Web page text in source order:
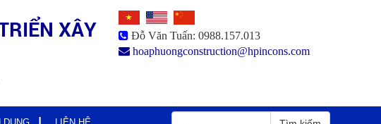
XÂY
Đỗ Văn Tuấn: 0988.157.013
hoaphuongconstruction@hpincons.com